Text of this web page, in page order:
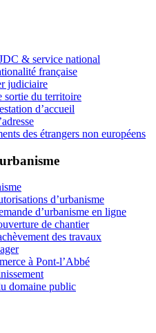
& service national
française
judiciaire
sortie du territoire
d’accueil
des étrangers non européens
d’urbanisme
d’urbanisme en ligne
de chantier
des travaux
à Pont-l’Abbé
domaine public